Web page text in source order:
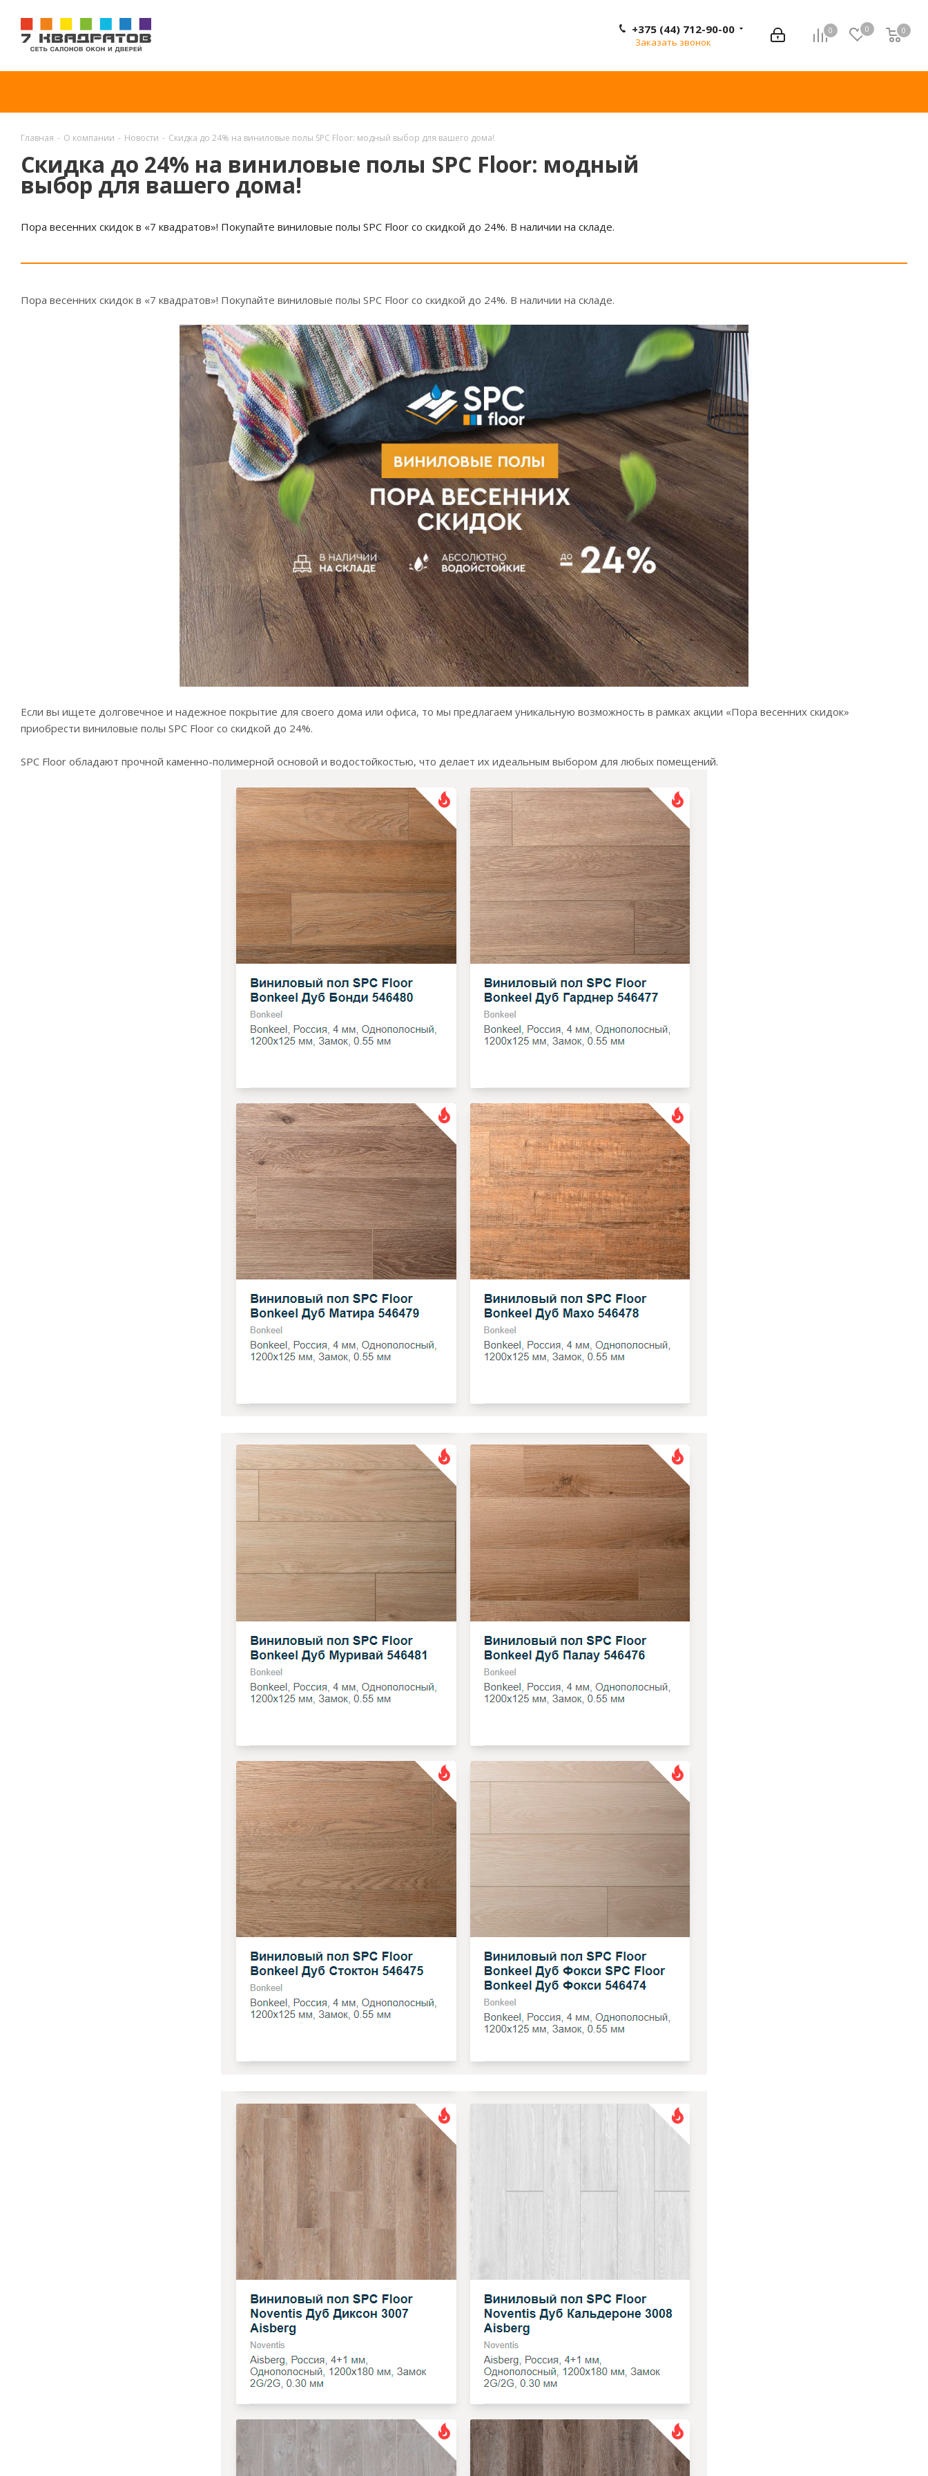
0 0 0
0
+375 (44) 712-90-00
Заказать звонок
Главная - О компании - Новости - Скидка до 24% на виниловые полы SPC Floor: модный выбор для вашего дома!
Скидка до 24% на виниловые полы SPC Floor: модный
выбор для вашего дома!
Пора весенних скидок в «7 квадратов»! Покупайте виниловые полы SPC Floor со скидкой до 24%. В наличии на складе.
Пора весенних скидок в «7 квадратов»! Покупайте виниловые полы SPC Floor со скидкой до 24%. В наличии на складе.
Если вы ищете долговечное и надежное покрытие для своего дома или офиса, то мы предлагаем уникальную возможность в рамках акции «Пора весенних скидок»
приобрести виниловые полы SPC Floor со скидкой до 24%.
SPC Floor обладают прочной каменно-полимерной основой и водостойкостью, что делает их идеальным выбором для любых помещений.